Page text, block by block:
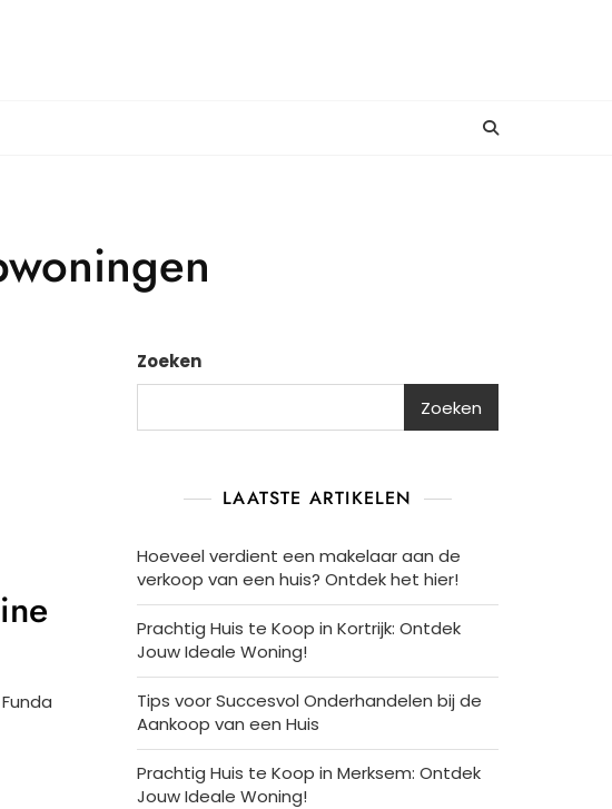
Zoeken
Zoeken
LAATSTE ARTIKELEN
Hoeveel verdient een makelaar aan de
verkoop van een huis? Ontdek het hier!
Prachtig Huis te Koop in Kortrijk: Ontdek
Jouw Ideale Woning!
Tips voor Succesvol Onderhandelen bij de
Aankoop van een Huis
Prachtig Huis te Koop in Merksem: Ontdek
Jouw Ideale Woning!